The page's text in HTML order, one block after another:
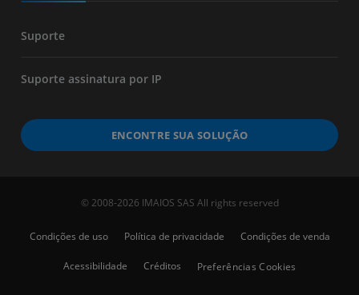
Suporte
Suporte assinatura por IP
ENCONTRE SUA SOLUÇÃO
© 2008-2026 IMAIOS SAS All rights reserved
Condições de uso Política de privacidade Condições de venda
Acessibilidade Créditos Preferências Cookies